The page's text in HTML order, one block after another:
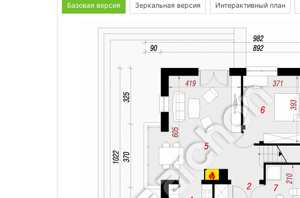
Базовая версия Зеркальная версия Интерактивный план